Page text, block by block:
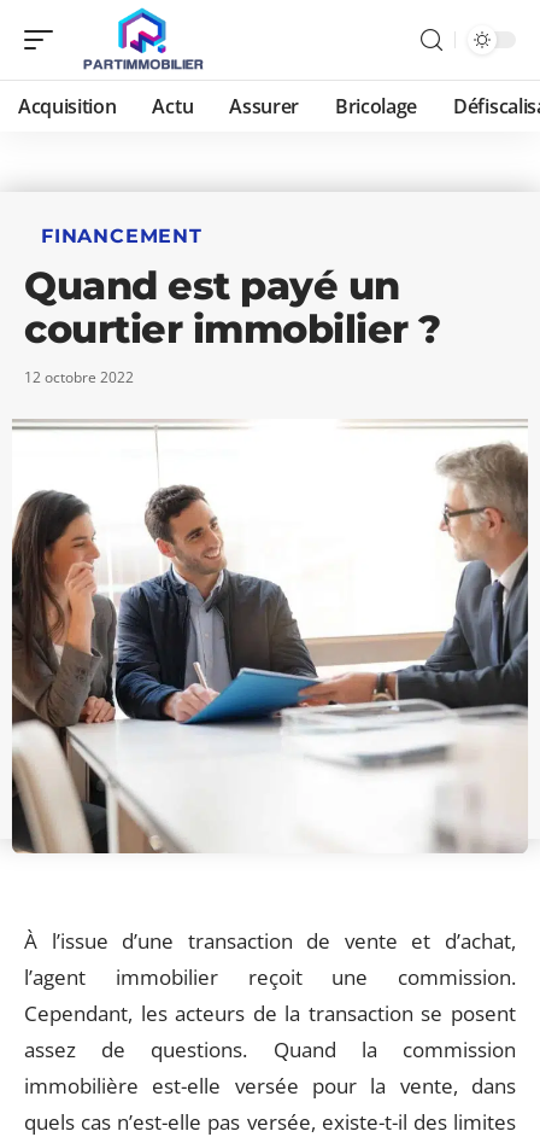
Acquisition Actu Assurer Bricolage
FINANCEMENT
Quand est payé un
courtier immobilier ?
12 octobre 2022
À l’issue d’une transaction de vente et d’achat,
l’agent immobilier reçoit une commission.
Cependant, les acteurs de la transaction se posent
assez de questions. Quand la commission
immobilière est-elle versée pour la vente, dans
quels cas n’est-elle pas versée, existe-t-il des limites